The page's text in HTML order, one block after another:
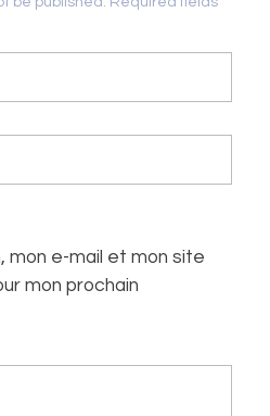
mon e-mail et mon site
mon prochain